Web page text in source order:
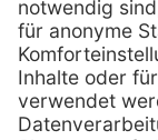
E-